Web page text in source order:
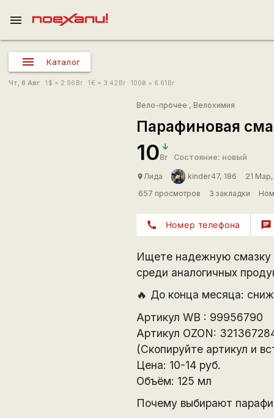
menu
Каталог
Чт, 6 Авг 1 $ = 2.96 Br 1€ = 3.42 Br 100₴ = 6.61 Br
Вело-прочее , Велохимия
Парафиновая
10Br Состояние: новый
placeЛида kinder47, 186
21
657 просмотров
3 закладки
call Номер телефона chat
Ищете надежную смазку
среди аналогичных
🔥 До конца месяца:
Артикул WB : 99956790
Артикул OZON:
(Скопируйте артикул и
Цена: 10-14 руб.
Объём: 125 мл
Почему выбирают